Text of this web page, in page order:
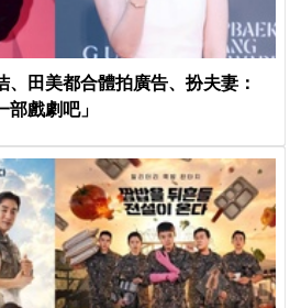
田美都合體拍廣告、扮夫妻：
部戲劇吧」